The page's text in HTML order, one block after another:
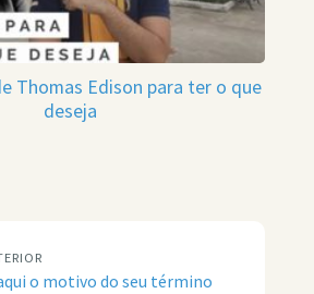
Thomas Edison para ter o que
deseja
o motivo do seu término